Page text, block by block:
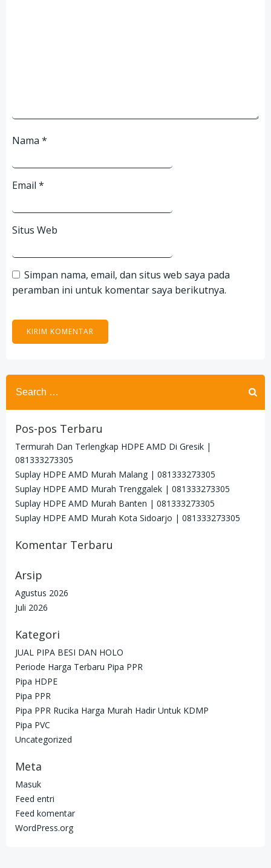
Nama *
Email *
Situs Web
Simpan nama, email, dan situs web saya pada
peramban ini untuk komentar saya berikutnya.
Search
for:
Pos-pos Terbaru
Termurah Dan Terlengkap HDPE AMD Di Gresik |
081333273305
Suplay HDPE AMD Murah Malang | 081333273305
Suplay HDPE AMD Murah Trenggalek | 081333273305
Suplay HDPE AMD Murah Banten | 081333273305
Suplay HDPE AMD Murah Kota Sidoarjo | 081333273305
Komentar Terbaru
Arsip
Agustus 2026
Juli 2026
Kategori
JUAL PIPA BESI DAN HOLO
Periode Harga Terbaru Pipa PPR
Pipa HDPE
Pipa PPR
Pipa PPR Rucika Harga Murah Hadir Untuk KDMP
Pipa PVC
Uncategorized
Meta
Masuk
Feed entri
Feed komentar
WordPress.org